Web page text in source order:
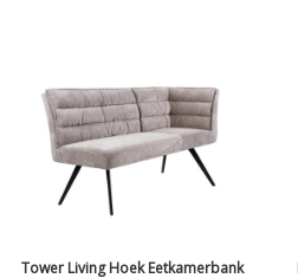
Tower Living Hoek Eetkamerbank